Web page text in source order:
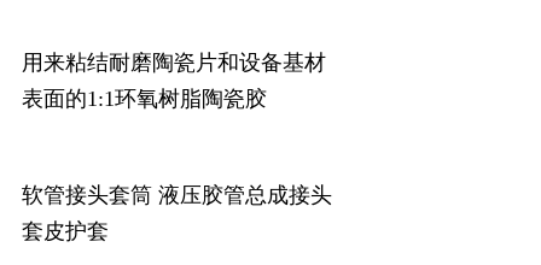
用来粘结耐磨陶瓷片和设备基材
表面的1:1环氧树脂陶瓷胶
软管接头套筒 液压胶管总成接头
套皮护套